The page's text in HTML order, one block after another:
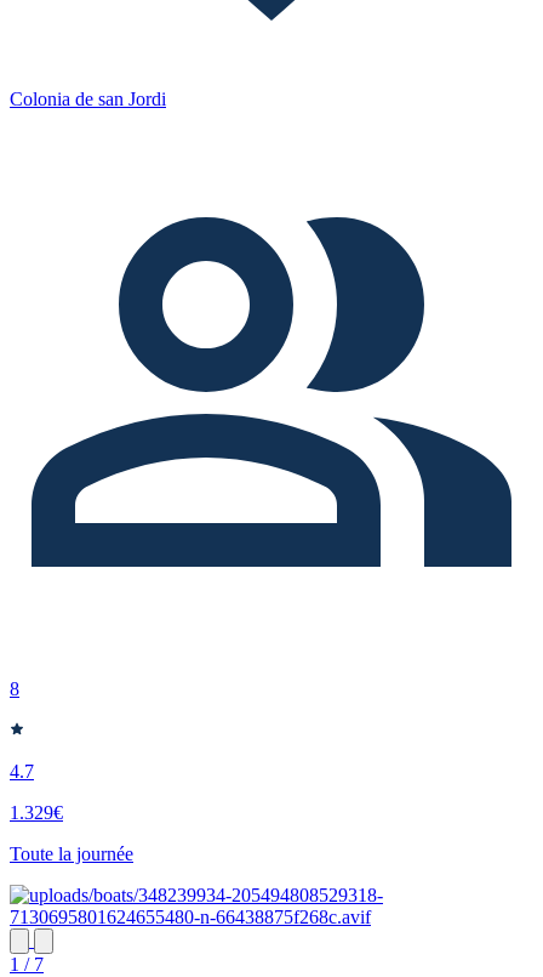
Colonia de san Jordi
8
4.7
1.329€
Toute la journée
1 / 7